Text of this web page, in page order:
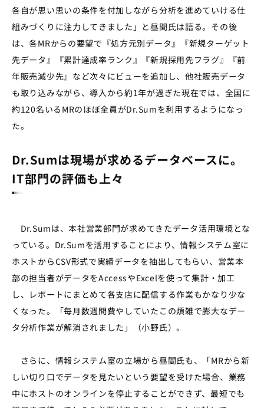
各自が思い思いの条件を付加しながら分析を進めていける仕
組みづくりに注力してきました」と昼間氏は語る。その後
は、各MRからの要望で『処方元別データ』『新規ターゲット
先データ』『累計達成率ランク』『新規採用先フラグ』『前
年販売減少先』など次々にビューを追加し、他社販売データ
も取り込みながら、導入から約1年が過ぎた現在では、全国に
約120名いるMRのほぼ全員がDr.Sumを利用するようになっ
た。
Dr.Sumは現場が求めるデータベースに。
IT部門の評価も上々
Dr.Sumは、本社営業部門が求めてきたデータ活用環境とな
っている。Dr.Sumを活用することにより、情報システム室に
ホストからCSV形式で実績データを抽出してもらい、営業本
部の担当者がデータをAccessやExcelを使って集計・加工
し、レポートにまとめて各支店に配信する作業もかなり少な
くなった。「毎月数週間費やしていたこの煩雑で膨大なデー
タ分析作業が解消されました」（小野氏）。
さらに、情報システム室の立場から昼間氏も、「MRから新
しい切り口でデータを見たいという要望を受けた場合、業務
中にホストのオンラインを停止することができず、最短でも